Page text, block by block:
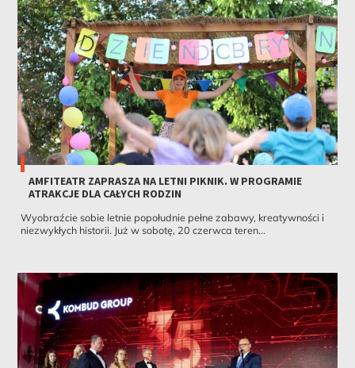
AMFITEATR ZAPRASZA NA LETNI PIKNIK. W PROGRAMIE
ATRAKCJE DLA CAŁYCH RODZIN
Wyobraźcie sobie letnie popołudnie pełne zabawy, kreatywności i
niezwykłych historii. Już w sobotę, 20 czerwca teren...